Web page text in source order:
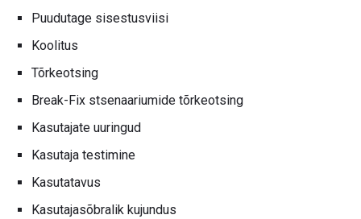
Puudutage sisestusviisi
Koolitus
Tõrkeotsing
Break-Fix stsenaariumide tõrkeotsing
Kasutajate uuringud
Kasutaja testimine
Kasutatavus
Kasutajasõbralik kujundus